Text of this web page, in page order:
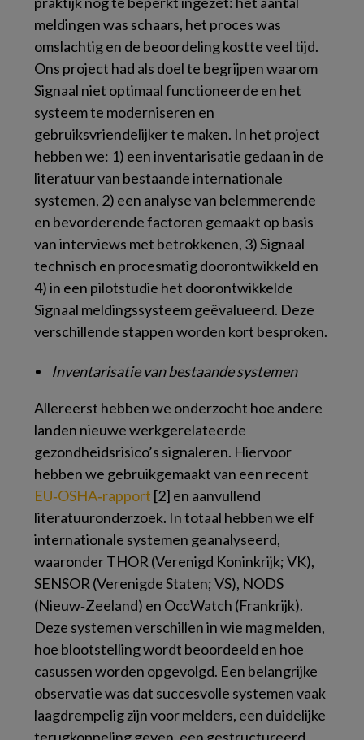
meldingen was schaars, het proces was
omslachtig en de beoordeling kostte veel tijd.
Ons project had als doel te begrijpen waarom
Signaal niet optimaal functioneerde en het
systeem te moderniseren en
gebruiksvriendelijker te maken. In het project
hebben we: 1) een inventarisatie gedaan in de
literatuur van bestaande internationale
systemen, 2) een analyse van belemmerende
en bevorderende factoren gemaakt op basis
van interviews met betrokkenen, 3) Signaal
technisch en procesmatig doorontwikkeld en
4) in een pilotstudie het doorontwikkelde
Signaal meldingssysteem geëvalueerd. Deze
verschillende stappen worden kort besproken.
Inventarisatie van bestaande systemen
Allereerst hebben we onderzocht hoe andere
landen nieuwe werkgerelateerde
gezondheidsrisico’s signaleren. Hiervoor
hebben we gebruikgemaakt van een recent
EU‑OSHA‑rapport [2] en aanvullend
literatuuronderzoek. In totaal hebben we elf
internationale systemen geanalyseerd,
waaronder THOR (Verenigd Koninkrijk; VK),
SENSOR (Verenigde Staten; VS), NODS
(Nieuw‑Zeeland) en OccWatch (Frankrijk).
Deze systemen verschillen in wie mag melden,
hoe blootstelling wordt beoordeeld en hoe
casussen worden opgevolgd. Een belangrijke
observatie was dat succesvolle systemen vaak
laagdrempelig zijn voor melders, een duidelijke